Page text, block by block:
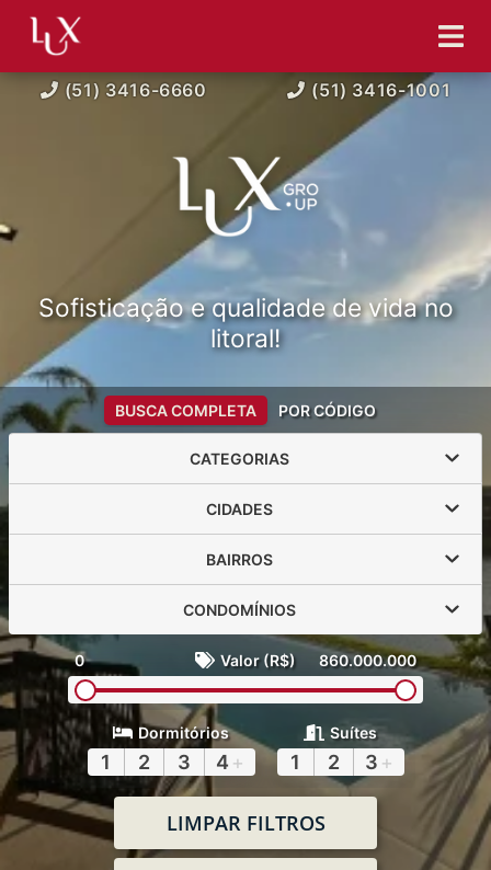
(51) 3416-6660 (51) 3416-1001
Sofisticação e qualidade de vida no
litoral!
BUSCA COMPLETA POR CÓDIGO
CATEGORIAS
CIDADES
BAIRROS
CONDOMÍNIOS
0 Valor (R$) 860.000.000
Dormitórios
1 2 3 4 +
Suítes
1 2 3 +
LIMPAR FILTROS